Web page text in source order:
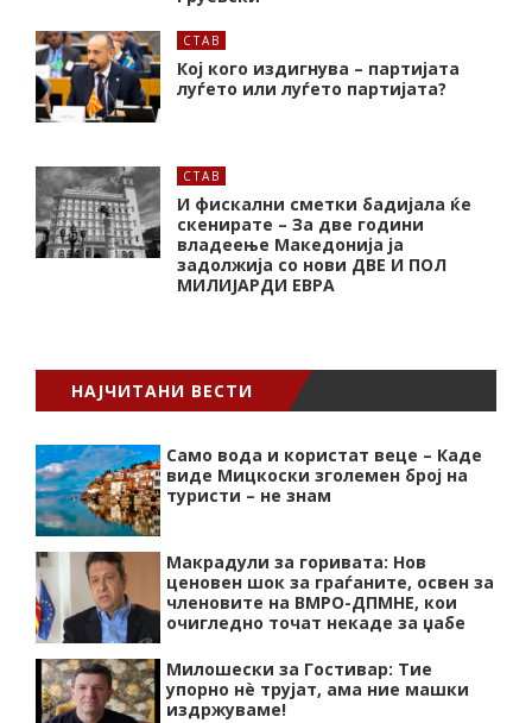
СТАВ
Кој кого издигнува – партијата
луѓето или луѓето партијата?
СТАВ
И фискални сметки бадијала ќе
скенирате – За две години
владеење Македонија ја
задолжија со нови ДВЕ И ПОЛ
МИЛИЈАРДИ ЕВРА
НАЈЧИТАНИ ВЕСТИ
Само вода и користат веце – Каде
виде Мицкоски зголемен број на
туристи – не знам
Макрадули за горивата: Нов
ценовен шок за граѓаните, освен за
членовите на ВМРО-ДПМНЕ, кои
очигледно точат некаде за џабе
Милошески за Гостивар: Тие
упорно нѐ трујат, ама ние машки
издржуваме!